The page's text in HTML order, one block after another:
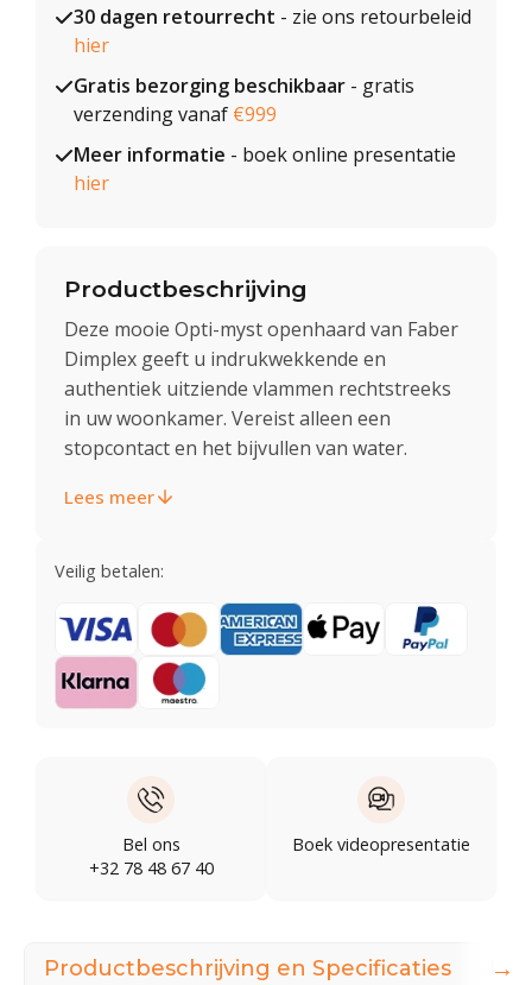
30 dagen retourrecht - zie ons retourbeleid
hier
Gratis bezorging beschikbaar - gratis
verzending vanaf €999
Meer informatie - boek online presentatie
hier
Productbeschrijving
Deze mooie Opti-myst openhaard van Faber
Dimplex geeft u indrukwekkende en
authentiek uitziende vlammen rechtstreeks
in uw woonkamer. Vereist alleen een
stopcontact en het bijvullen van water.
Lees meer
Veilig betalen:
Bel ons
+32 78 48 67 40
Boek videopresentatie
Productbeschrijving en Specificaties →